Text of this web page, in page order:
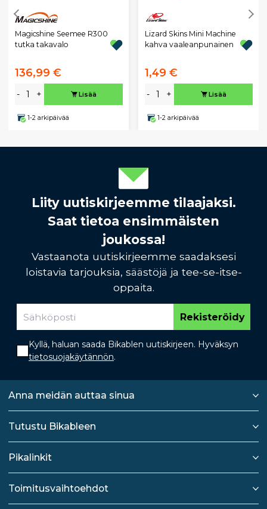
Magicshine Seemee R300
tutka takavalo
136,99 €
- + Lisää
1-2 arkipäivää
Lizard Skins Mini Machine
kahva vaaleanpunainen
1,49 €
- + Lisää
1-2 arkipäivää
Liity uutiskirjeemme tilaajaksi.
Saat tietoa ensimmäisten
joukossa!
Vastaanota uutiskirjeemme saadaksesi
loistavia tarjouksia, säästöjä ja tee-se-itse-
oppaita.
Rekisteröidy
Kyllä, haluan saada Bikablen uutiskirjeen. Hyväksyn
tietosuojakäytännön.
Anna meidän auttaa sinua
Tutustu Bikableen
Pikalinkit
Toimitusvaihtoehdot